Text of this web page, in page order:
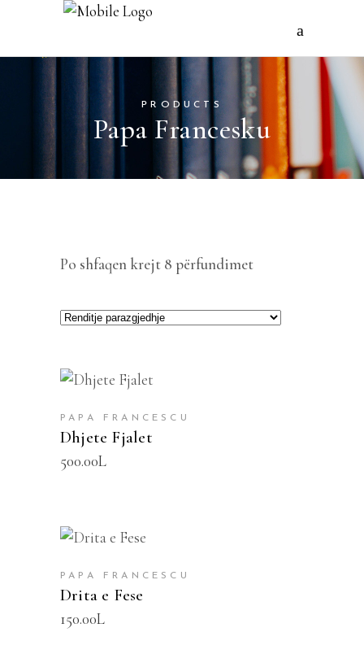
PRODUCTS
Papa Francesku
Po shfaqen krejt 8 përfundimet
SHTOJE NË SHPORTË
PAPA FRANCESCU
Dhjete Fjalet
500.00L
PAPA FRANCESCU
Drita e Fese
150.00L